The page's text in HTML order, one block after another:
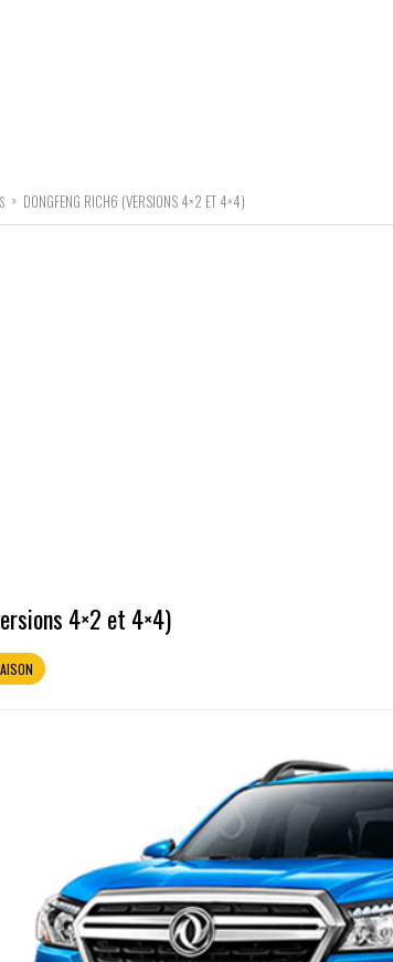
> DONGFENG RICH6 (VERSIONS 4×2 ET 4×4)
4×2 et 4×4)